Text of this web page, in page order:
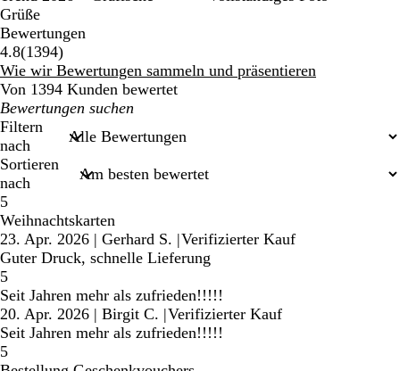
Grüße
Bewertungen
4.8(13941394
Bewertungen
)
Wie wir Bewertungen sammeln und präsentieren
Von 1394 Kunden bewertet
Meine
Sucheingaben
Filtern
nach
Sortieren
nach
5
Weihnachtskarten
23. Apr. 2026 | Gerhard S. |Verifizierter Kauf
Guter Druck, schnelle Lieferung
5
Seit Jahren mehr als zufrieden!!!!!
20. Apr. 2026 | Birgit C. |Verifizierter Kauf
Seit Jahren mehr als zufrieden!!!!!
5